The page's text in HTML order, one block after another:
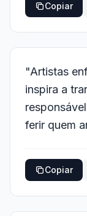
Copiar
"Artistas
inspira a
ferir quem
Copiar